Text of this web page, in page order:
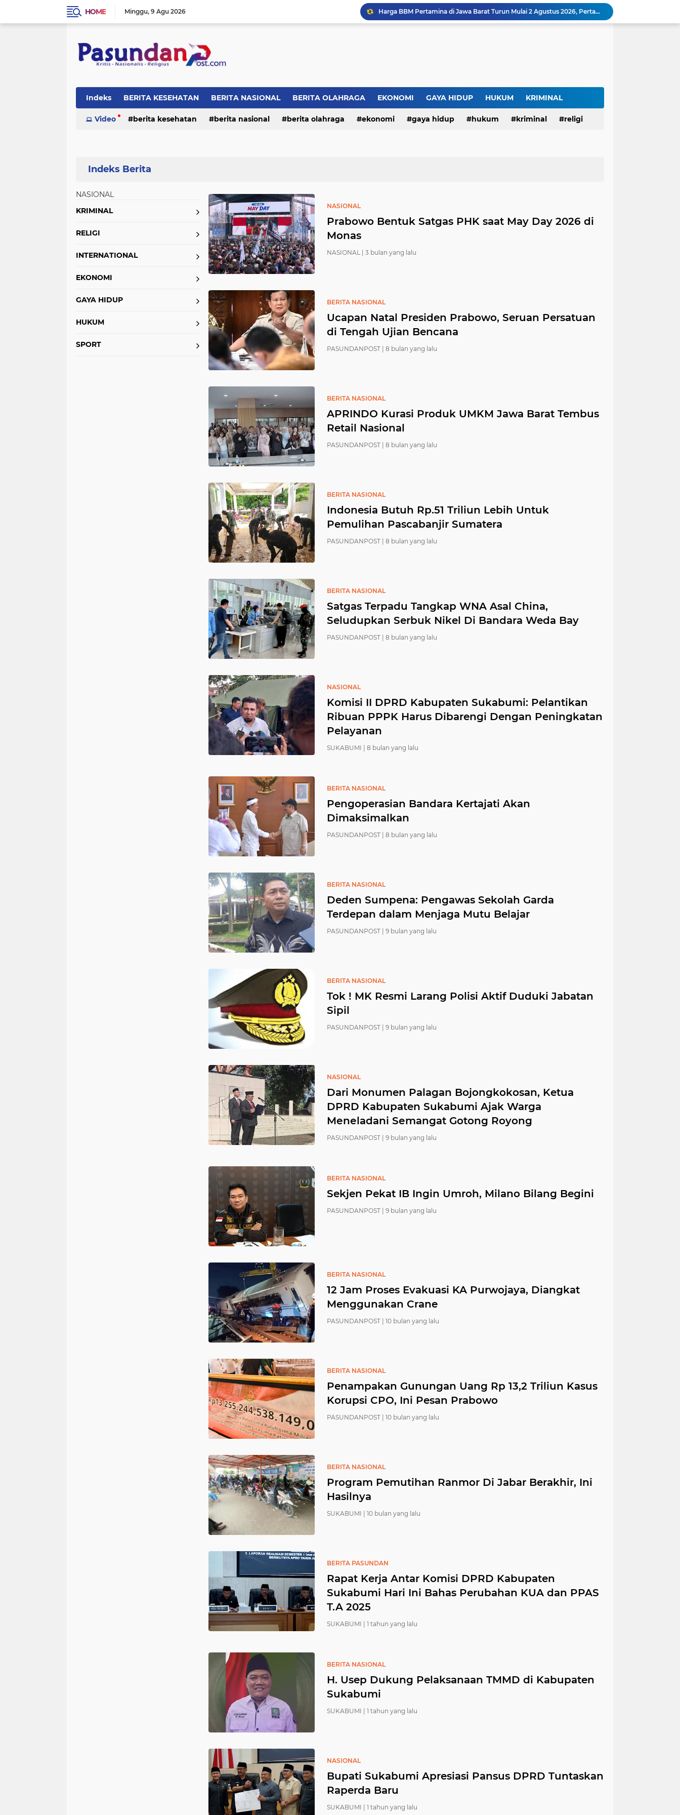
HOME Minggu 9 Agu 2026
SAM FARM Greenhouse Cisolok Resmi Beroperasi, Hadirkan Wisata Petik Melon Premium dan Edukasi Pertanian Modern di Sukabumi
Warga Desak Penertiban Parkir Liar di Jalan Gatot Subroto Bandung, Kemacetan Dinilai Makin Mengkhawatirkan
Truk Bermuatan Kayu Mundur Lalu Terguling di Tanjakan Cisolok Sukabumi, Polisi: Diduga Tak Kuat Menanjak
Indeks BERITA KESEHATAN BERITA NASIONAL BERITA OLAHRAGA EKONOMI GAYA HIDUP HUKUM KRIMINAL
RELIGI
Video berita kesehatan berita nasional berita olahraga ekonomi gaya hidup hukum kriminal religi
NASIONAL
KRIMINAL
RELIGI
INTERNATIONAL
EKONOMI
GAYA HIDUP
HUKUM
SPORT
NASIONAL
Prabowo Bentuk Satgas PHK saat May Day 2026 di
Monas
NASIONAL | 3 bulan yang lalu
BERITA NASIONAL
Ucapan Natal Presiden Prabowo, Seruan Persatuan
di Tengah Ujian Bencana
PASUNDANPOST | 8 bulan yang lalu
BERITA NASIONAL
APRINDO Kurasi Produk UMKM Jawa Barat Tembus
Retail Nasional
PASUNDANPOST | 8 bulan yang lalu
BERITA NASIONAL
Indonesia Butuh Rp.51 Triliun Lebih Untuk
Pemulihan Pascabanjir Sumatera
PASUNDANPOST | 8 bulan yang lalu
BERITA NASIONAL
Satgas Terpadu Tangkap WNA Asal China,
Seludupkan Serbuk Nikel Di Bandara Weda Bay
PASUNDANPOST | 8 bulan yang lalu
NASIONAL
Komisi II DPRD Kabupaten Sukabumi: Pelantikan
Ribuan PPPK Harus Dibarengi Dengan Peningkatan
Pelayanan
SUKABUMI | 8 bulan yang lalu
BERITA NASIONAL
Pengoperasian Bandara Kertajati Akan
Dimaksimalkan
PASUNDANPOST | 8 bulan yang lalu
BERITA NASIONAL
Deden Sumpena: Pengawas Sekolah Garda
Terdepan dalam Menjaga Mutu Belajar
PASUNDANPOST | 9 bulan yang lalu
BERITA NASIONAL
Tok ! MK Resmi Larang Polisi Aktif Duduki Jabatan
Sipil
PASUNDANPOST | 9 bulan yang lalu
NASIONAL
Dari Monumen Palagan Bojongkokosan, Ketua
DPRD Kabupaten Sukabumi Ajak Warga
Mеnеlаdаnі Sеmаngаt Gоtоng Royong
PASUNDANPOST | 9 bulan yang lalu
BERITA NASIONAL
Sekjen Pekat IB Ingin Umroh, Milano Bilang Begini
PASUNDANPOST | 9 bulan yang lalu
BERITA NASIONAL
12 Jam Proses Evakuasi KA Purwojaya, Diangkat
Menggunakan Crane
PASUNDANPOST | 10 bulan yang lalu
BERITA NASIONAL
Penampakan Gunungan Uang Rp 13,2 Triliun Kasus
Korupsi CPO, Ini Pesan Prabowo
PASUNDANPOST | 10 bulan yang lalu
BERITA NASIONAL
Program Pemutihan Ranmor Di Jabar Berakhir, Ini
Hasilnya
SUKABUMI | 10 bulan yang lalu
BERITA PASUNDAN
Rapat Kerja Antar Komisi DPRD Kabupaten
Sukabumi Hari Ini Bahas Perubahan KUA dan PPAS
T.A 2025
SUKABUMI | 1 tahun yang lalu
BERITA NASIONAL
H. Usep Dukung Pelaksanaan TMMD di Kabupaten
Sukabumi
SUKABUMI | 1 tahun yang lalu
NASIONAL
Bupati Sukabumi Apresiasi Pansus DPRD Tuntaskan
Raperda Baru
SUKABUMI | 1 tahun yang lalu